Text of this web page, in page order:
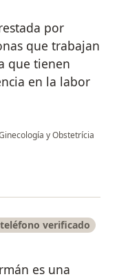
por
que trabajan
que tienen
en la labor
y Obstetrícia
verificado
es una